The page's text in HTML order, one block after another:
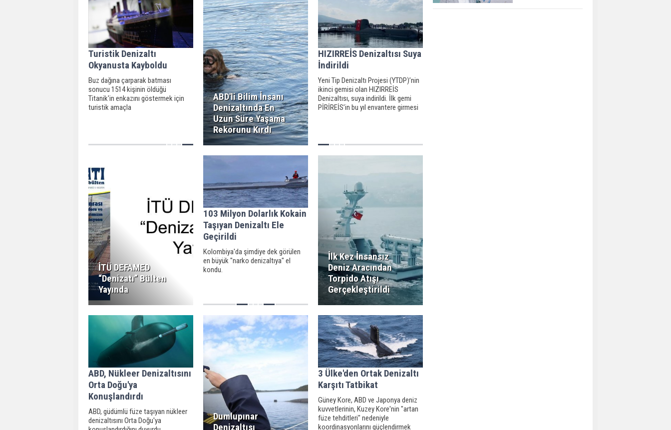
Turistik Denizaltı
Okyanusta Kayboldu
Buz dağına çarparak batması
sonucu 1514 kişinin öldüğü
Titanik'in enkazını göstermek için
turistik amaçla
olduğunu duyurdu.
ABD'li Bilim İnsanı
Denizaltında En
Uzun Süre Yaşama
Rekorunu Kırdı
HIZIRREİS Denizaltısı Suya
İndirildi
Yeni Tip Denizaltı Projesi (YTDP)’nin
ikinci gemisi olan HIZIRREİS
Denizaltısı, suya indirildi. İlk gemi
PİRİREİS’in bu yıl envantere girmesi
İTÜ DEFAMED
“Denizatı” Bülten
Yayında
103 Milyon Dolarlık Kokain
Taşıyan Denizaltı Ele
Geçirildi
Kolombiya'da şimdiye dek görülen
en büyük "narko denizaltıya" el
kondu.
İlk Kez İnsansız
Deniz Aracından
Torpido Atışı
Gerçekleştirildi
ABD, Nükleer Denizaltısını
Orta Doğu'ya
Konuşlandırdı
ABD, güdümlü füze taşıyan nükleer
denizaltısını Orta Doğu'ya
Dumlupınar
Denizaltısı
3 Ülke'den Ortak Denizaltı
Karşıtı Tatbikat
Güney Kore, ABD ve Japonya deniz
kuvvetlerinin, Kuzey Kore'nin "artan
füze tehditleri" nedeniyle
koordinasyonlarını güçlendirmek